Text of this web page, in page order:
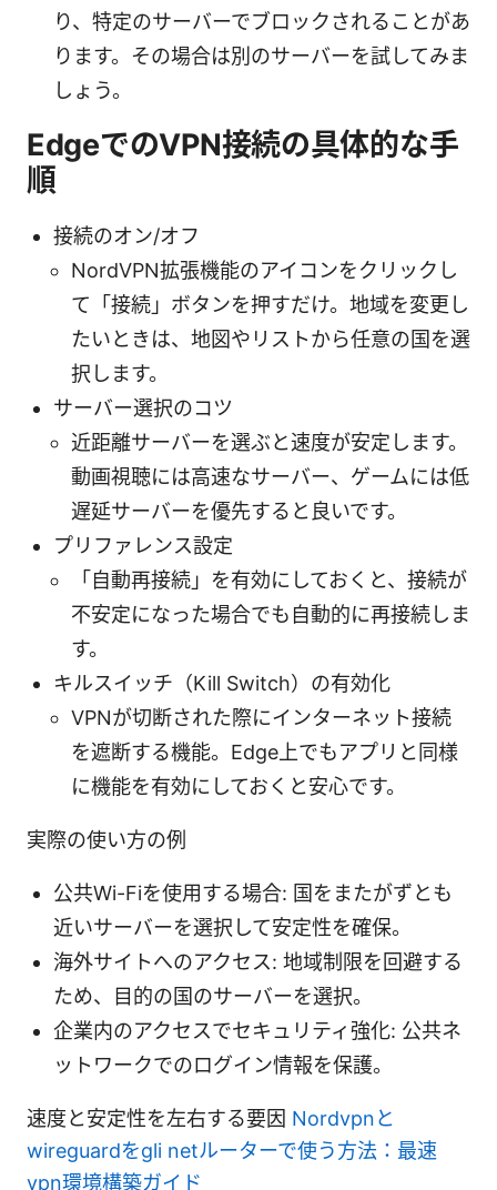
り、特定のサーバーでブロックされることがあ
ります。その場合は別のサーバーを試してみま
しょう。
EdgeでのVPN接続の具体的な手
順
接続のオン/オフ
NordVPN拡張機能のアイコンをクリックし
て「接続」ボタンを押すだけ。地域を変更し
たいときは、地図やリストから任意の国を選
択します。
サーバー選択のコツ
近距離サーバーを選ぶと速度が安定します。
動画視聴には高速なサーバー、ゲームには低
遅延サーバーを優先すると良いです。
プリファレンス設定
「自動再接続」を有効にしておくと、接続が
不安定になった場合でも自動的に再接続しま
す。
キルスイッチ（Kill Switch）の有効化
VPNが切断された際にインターネット接続
を遮断する機能。Edge上でもアプリと同様
に機能を有効にしておくと安心です。
実際の使い方の例
公共Wi-Fiを使用する場合: 国をまたがずとも
近いサーバーを選択して安定性を確保。
海外サイトへのアクセス: 地域制限を回避する
ため、目的の国のサーバーを選択。
企業内のアクセスでセキュリティ強化: 公共ネ
ットワークでのログイン情報を保護。
速度と安定性を左右する要因 Nordvpnと
wireguardをgli netルーターで使う方法：最速
vpn環境構築ガイド